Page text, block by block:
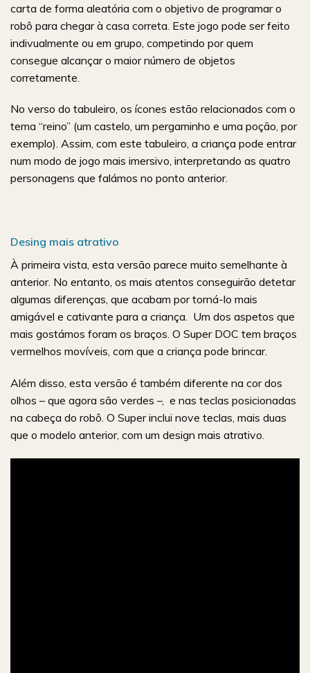
carta de forma aleatória com o objetivo de programar o
robô para chegar à casa correta. Este jogo pode ser feito
indivualmente ou em grupo, competindo por quem
consegue alcançar o maior número de objetos
corretamente.
No verso do tabuleiro, os ícones estão relacionados com o
tema “reino” (um castelo, um pergaminho e uma poção, por
exemplo). Assim, com este tabuleiro, a criança pode entrar
num modo de jogo mais imersivo, interpretando as quatro
personagens que falámos no ponto anterior.
Desing mais atrativo
À primeira vista, esta versão parece muito semelhante à
anterior. No entanto, os mais atentos conseguirão detetar
algumas diferenças, que acabam por torná-lo mais
amigável e cativante para a criança. Um dos aspetos que
mais gostámos foram os braços. O Super DOC tem braços
vermelhos movíveis, com que a criança pode brincar.
Além disso, esta versão é também diferente na cor dos
olhos – que agora são verdes –, e nas teclas posicionadas
na cabeça do robô. O Super inclui nove teclas, mais duas
que o modelo anterior, com um design mais atrativo.